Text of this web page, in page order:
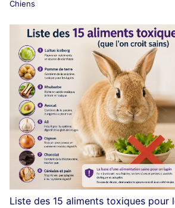
Chiens
Liste des 15 aliments toxiques pour